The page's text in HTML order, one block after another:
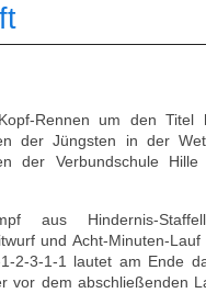
Rennen um den
der Jüngsten in der
der Verbundschule
aus Hindernis-
und Acht-Minuten-
2-3-1-1 lautet am Ende
vor dem abschließenden